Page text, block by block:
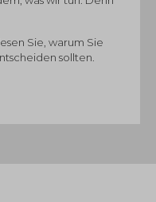
Sie, warum Sie
sollten.